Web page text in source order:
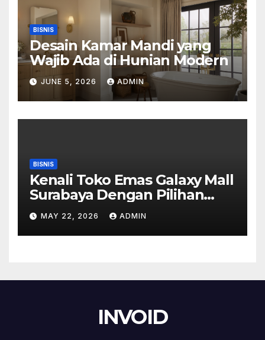
BISNIS
Desain Kamar Mandi yang
Wajib Ada di Hunian Modern
JUNE 5, 2026 ADMIN
BISNIS
Kenali Toko Emas Galaxy Mall
Surabaya Dengan Pilihan
Perhiasan Timeless
MAY 22, 2026 ADMIN
INVOID